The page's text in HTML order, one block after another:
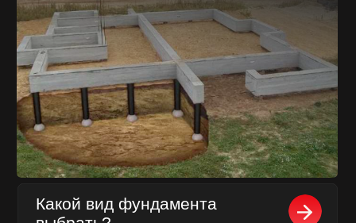
ГЛАВНАЯ
АРЕНДА
УСЛУГИ
W.I.N.S.T.R.O.Y@ya.ru
+7 926 214-98-21
Есть вопросы?